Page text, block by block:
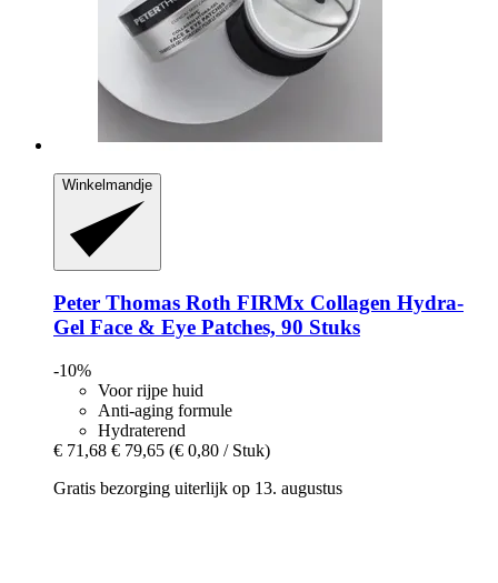
Winkelmandje
Peter Thomas Roth FIRMx Collagen Hydra-​
Gel Face & Eye Patches, 90 Stuks
-10%
Voor rijpe huid
Anti-aging formule
Hydraterend
€ 71,68 € 79,65 (€ 0,80 / Stuk)
Gratis bezorging uiterlijk op 13. augustus